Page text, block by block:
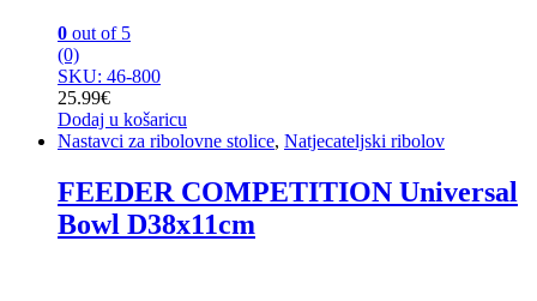
0 out of 5
(0)
SKU: 46-800
25.99€
Dodaj u košaricu
Nastavci za ribolovne stolice, Natjecateljski ribolov
FEEDER COMPETITION Universal
Bowl D38x11cm